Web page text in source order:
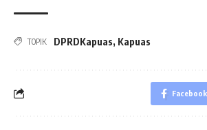
TOPIK DPRDKapuas, Kapuas
Facebook